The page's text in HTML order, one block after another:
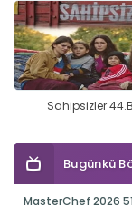
Sahipsizler
Bugünkü
MasterChef 2026